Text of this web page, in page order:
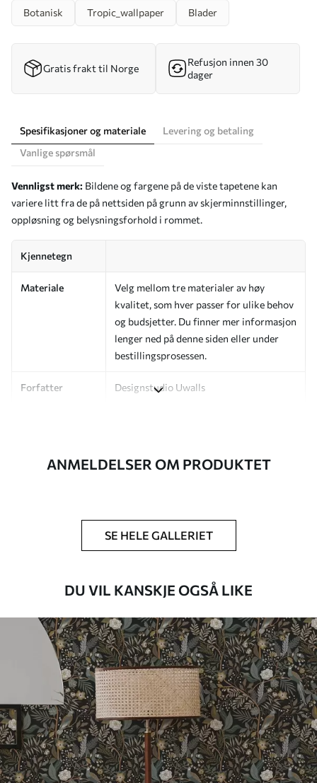
Botanisk Tropic_wallpaper Blader
Gratis frakt til Norge
Refusjon innen 30
dager
Spesifikasjoner og materiale
Levering og betaling
Vanlige spørsmål
Vennligst merk: Bildene og fargene på de viste tapetene kan
variere litt fra de på nettsiden på grunn av skjerminnstillinger,
oppløsning og belysningsforhold i rommet.
Kjennetegn
Materiale
Velg mellom tre materialer av høy
kvalitet, som hver passer for ulike behov
og budsjetter. Du finner mer informasjon
lenger ned på denne siden eller under
bestillingsprosessen.
Forfatter Designstudio Uwalls
Du kan legge til et lakkbelegg og/eller
Rengjøring
Tapetet kan rengjøres skånsomt med en
rengjøres med vann.
Påføringsmetode Sømløs applikasjon
Tilgjengelige materialer
Standard
548.33329.00kr/m²
ANMELDELSER OM PRODUKTET
SE HELE GALLERIET
DU VIL KANSKJE OGSÅ LIKE